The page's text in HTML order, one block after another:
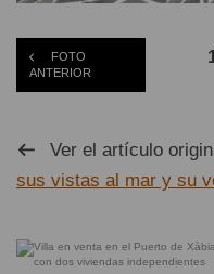
FOTO
ANTERIOR
Ver el artículo
sus vistas al mar y su